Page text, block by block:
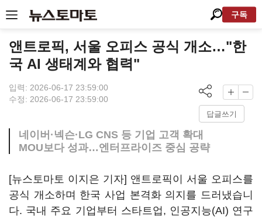
구독
앤트로픽, 서울 오피스 공식 개소…"한
국 AI 생태계와 협력"
입력: 2026-06-17 23:59:00
수정: 2026-06-17 23:59:00
답글쓰기
네이버·넥슨·LG CNS 등 기업 고객 확대
MOU보다 성과…엔터프라이즈 중심 공략
[뉴스토마토 이지은 기자] 앤트로픽이 서울 오피스를
공식 개소하며 한국 사업 본격화 의지를 드러냈습니
다. 국내 주요 기업부터 스타트업, 인공지능(AI) 연구